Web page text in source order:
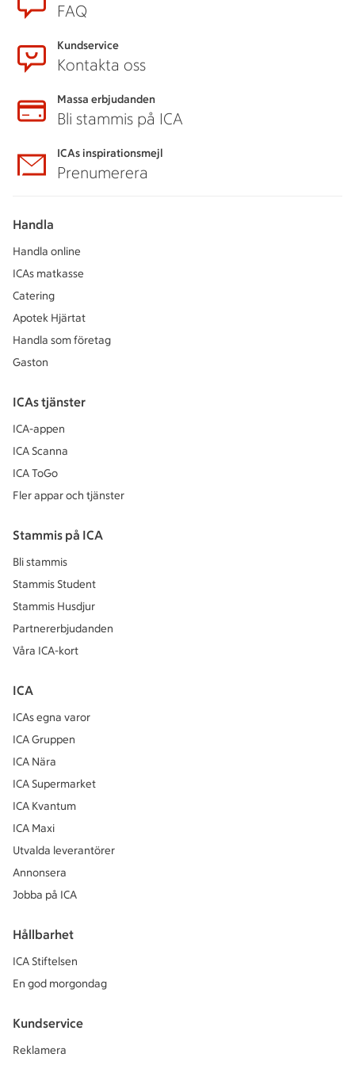
FAQ
Kundservice
Kontakta oss
Massa erbjudanden
Bli stammis på ICA
ICAs inspirationsmejl
Prenumerera
Handla
Handla online
ICAs matkasse
Catering
Apotek Hjärtat
Handla som företag
Gaston
ICAs tjänster
ICA-appen
ICA Scanna
ICA ToGo
Fler appar och tjänster
Stammis på ICA
Bli stammis
Stammis Student
Stammis Husdjur
Partnererbjudanden
Våra ICA-kort
ICA
ICAs egna varor
ICA Gruppen
ICA Nära
ICA Supermarket
ICA Kvantum
ICA Maxi
Utvalda leverantörer
Annonsera
Jobba på ICA
Hållbarhet
ICA Stiftelsen
En god morgondag
Kundservice
Reklamera